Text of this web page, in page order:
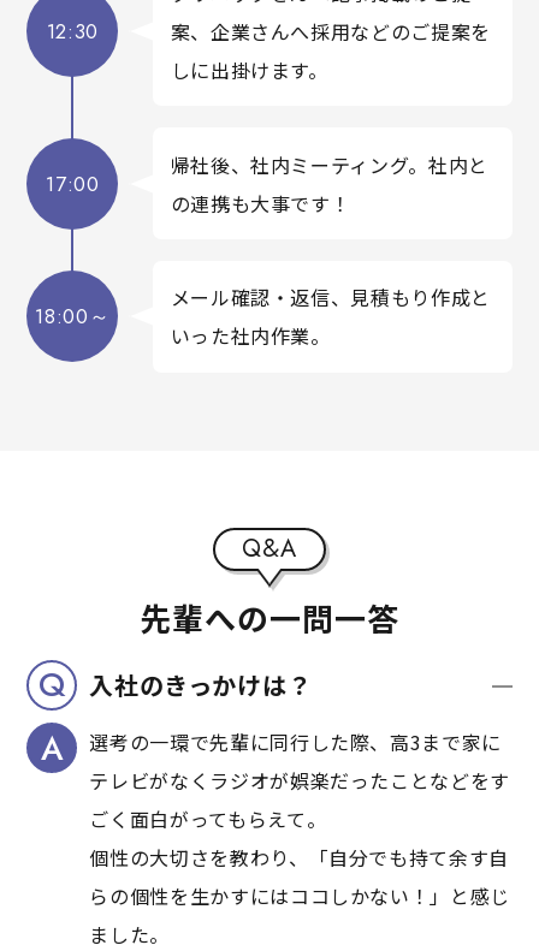
12:30
案、企業さんへ採用などのご提案を
しに出掛けます。
17:00
帰社後、社内ミーティング。社内と
の連携も大事です！
18:00～
メール確認・返信、見積もり作成と
いった社内作業。
Q&A
先輩への一問一答
Q 入社のきっかけは？
A
選考の一環で先輩に同行した際、高3まで家に
テレビがなくラジオが娯楽だったことなどをす
ごく面白がってもらえて。
個性の大切さを教わり、「自分でも持て余す自
らの個性を生かすにはココしかない！」と感じ
ました。